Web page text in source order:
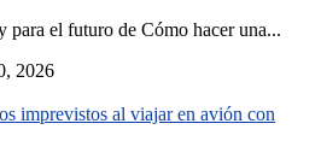
para el futuro de Cómo hacer una...
2026
imprevistos al viajar en avión con